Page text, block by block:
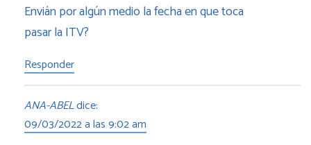
Envián por algún medio la fecha en que toca
pasar la ITV?
Responder
ANA-ABELdice:
09/03/2022 a las 9:02 am